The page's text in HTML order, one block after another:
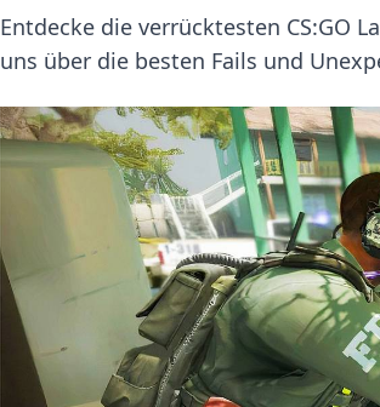
Entdecke die verrücktesten CS:GO
uns über die besten Fails und